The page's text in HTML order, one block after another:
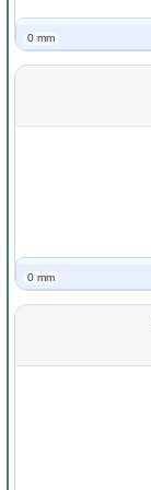
0 mm
0 mm